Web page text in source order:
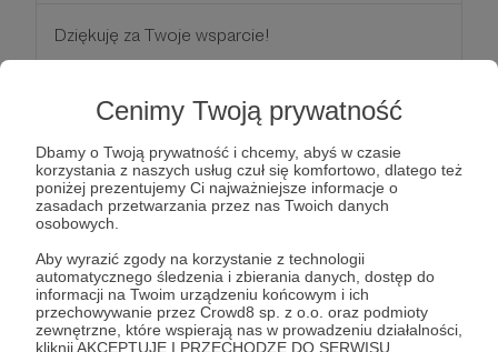
Cenimy Twoją prywatność
Dbamy o Twoją prywatność i chcemy, abyś w czasie
korzystania z naszych usług czuł się komfortowo, dlatego też
poniżej prezentujemy Ci najważniejsze informacje o
zasadach przetwarzania przez nas Twoich danych
osobowych.
Aby wyrazić zgody na korzystanie z technologii
automatycznego śledzenia i zbierania danych, dostęp do
informacji na Twoim urządzeniu końcowym i ich
przechowywanie przez Crowd8 sp. z o.o. oraz podmioty
zewnętrzne, które wspierają nas w prowadzeniu działalności,
kliknij AKCEPTUJĘ I PRZECHODZĘ DO SERWISU.
Dziękuję za Twoje wsparcie!
100 zł miesięcznie
Dziękuję za Twoje wsparcie!
Patroni: 0